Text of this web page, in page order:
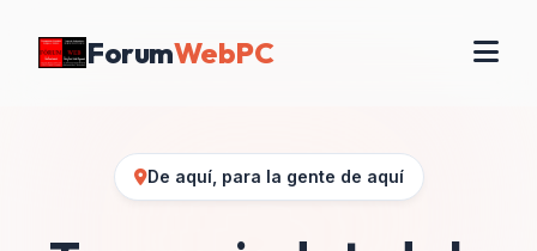
ForumWebPC
De aquí, para la gente de aquí